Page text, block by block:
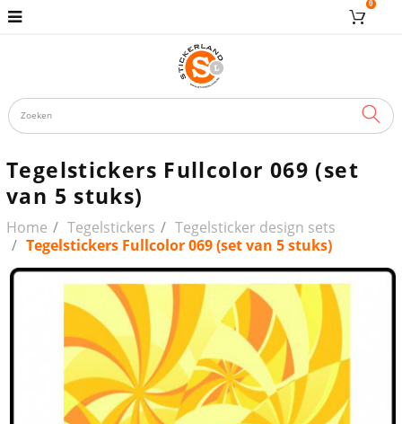
0
Tegelstickers Fullcolor 069 (set
van 5 stuks)
Home Tegelstickers
Tegelsticker design sets
Tegelstickers Fullcolor 069 (set van 5 stuks)